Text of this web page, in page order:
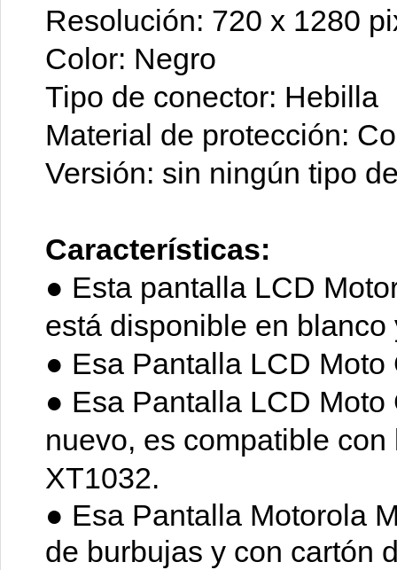
Resolución: 720 x 1280
Color: Negro
Tipo de conector: Hebilla
Material de protección:
Versión: sin ningún tipo
Características:
● Esta pantalla LCD
está disponible en
● Esa Pantalla LCD Moto
● Esa Pantalla LCD Moto
nuevo, es compatible
XT1032.
● Esa Pantalla Motorola
de burbujas y con cartón